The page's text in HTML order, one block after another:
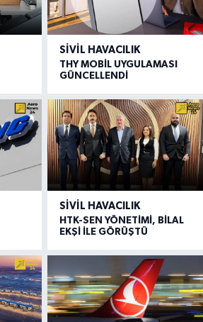
SIVIL HAVACILIK
THY MOBİL UYGULAMASI
GÜNCELLENDİ
SIVIL HAVACILIK
HTK-SEN YÖNETİMİ, BİLAL
EKŞİ İLE GÖRÜŞTÜ